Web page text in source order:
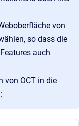
von
so dass die
auch
von OCT in die